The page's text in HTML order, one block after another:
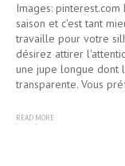
Images:
saison et c'est tant
travaille pour votre
désirez attirer
une jupe longue dont
transparente. Vous
READ MORE